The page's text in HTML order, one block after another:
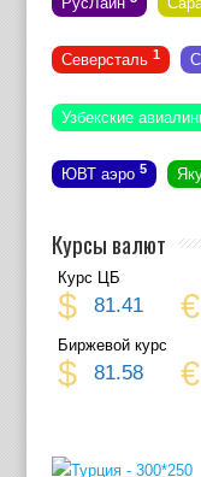
Северсталь 1
Узбекские
ЮВТ аэро 5
Курсы валют
Курс ЦБ
$ 81.41 €
Биржевой курс
$ 81.58 €